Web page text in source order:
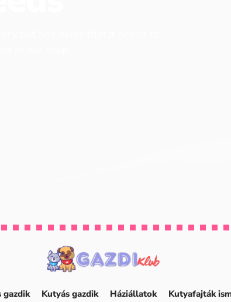
gazdik Kutyás gazdik Háziállatok Kutyafajták